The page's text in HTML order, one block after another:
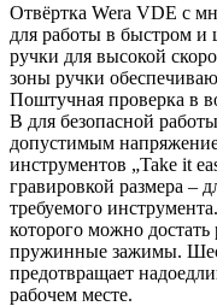
Отвёртка Wera VDE с
для работы в быстром
ручки для высокой
зоны ручки
Поштучная проверка в
В для безопасной
допустимым
инструментов „Take it
гравировкой размера –
требуемого
которого можно
пружинные зажимы.
предотвращает
рабочем месте.